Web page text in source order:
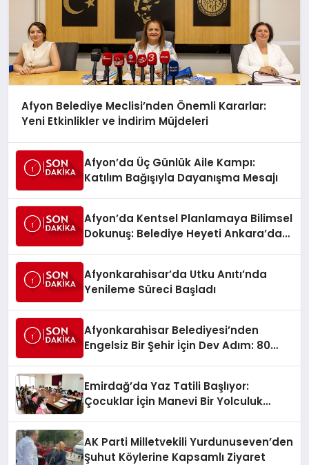
Afyon Belediye Meclisi’nden Önemli Kararlar:
Yeni Etkinlikler ve İndirim Müjdeleri
Afyon’da Üç Günlük Aile Kampı:
Katılım Bağışıyla Dayanışma Mesajı
Afyon’da Kentsel Planlamaya Bilimsel
Dokunuş: Belediye Heyeti Ankara’da
Afyonkarahisar’da Utku Anıtı’nda
Yenileme Süreci Başladı
Afyonkarahisar Belediyesi’nden
Engelsiz Bir Şehir İçin Dev Adım: 80
Emirdağ’da Yaz Tatili Başlıyor:
Çocuklar İçin Manevi Bir Yolculuk
AK Parti Milletvekili Yurdunuseven’den
Şuhut Köylerine Kapsamlı Ziyaret